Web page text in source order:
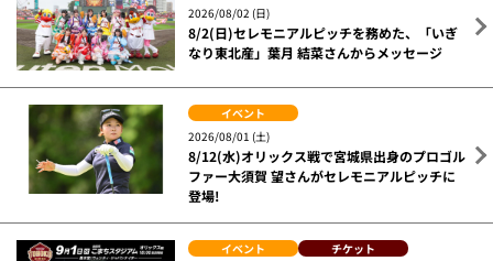
2026/08/02 (日)
8/2(日)セレモニアルピッチを務めた、「いぎ
なり東北産」葉月 結菜さんからメッセージ
イベント
2026/08/01 (土)
8/12(水)オリックス戦で宮城県出身のプロゴル
ファー大須賀 望さんがセレモニアルピッチに
登場!
イベント
チケット